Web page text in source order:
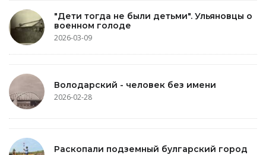
"Дети тогда не были детьми". Ульяновцы о
военном голоде
2026-03-09
Володарский - человек без имени
2026-02-28
Раскопали подземный булгарский город